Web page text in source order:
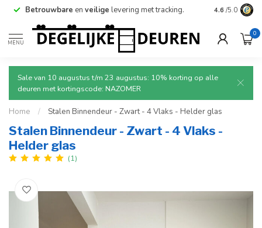
Betrouwbare en veilige levering met tracking. 4.6 /5.0
MENU
0
Sale van 10 augustus t/m 23 augustus: 10% korting op alle
deuren met kortingscode: NAZOMER
Home / Stalen Binnendeur - Zwart - 4 Vlaks - Helder glas
Stalen Binnendeur - Zwart - 4 Vlaks -
Helder glas
(1)